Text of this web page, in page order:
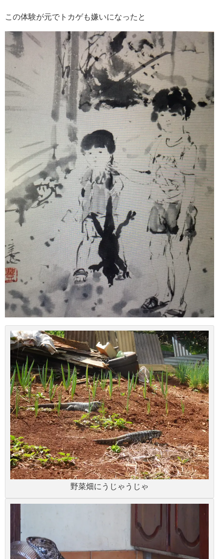
この体験が元でトカゲも嫌いになったと
野菜畑にうじゃうじゃ